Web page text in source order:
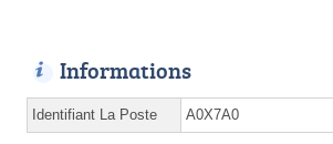
Informations
Identifiant La Poste A0X7A0